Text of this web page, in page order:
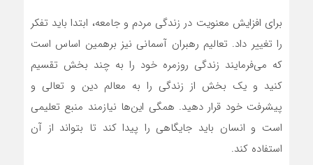
برای افزایش معنویت در زندگی مردم و جامعه، ابتدا باید تفکر
را تغییر داد. تعالیم رهبران آسمانی نیز برهمین اساس است
که می‌فرمایند زندگی روزمره خود را به چند بخش تقسیم
کنید و یک بخش از زندگی را به معالم دین و تعالی و
پیشرفت خود قرار دهید. همگی این‌ها نیازمند منبع تعلیمی
است و انسان باید جایگاهی را پیدا کند تا بتواند از آن
استفاده کند.